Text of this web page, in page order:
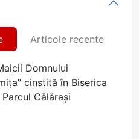
Articole recente
Domnului
cinstită în Biserica
Călărași